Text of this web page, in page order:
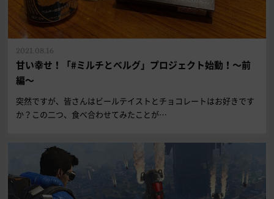
甘い幸せ！「#ミルチとベルグ」プロジェクト始動！～前
編～
2021.08.16
突然ですが、皆さんはビールテイストとチョコレートはお好きです
か？この二つ、食べ合わせてみたことが…